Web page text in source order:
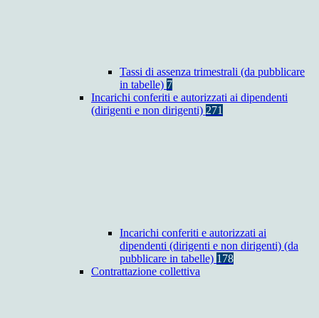
Tassi di assenza trimestrali (da pubblicare
in tabelle) 7
Incarichi conferiti e autorizzati ai dipendenti
(dirigenti e non dirigenti) 271
Incarichi conferiti e autorizzati ai
dipendenti (dirigenti e non dirigenti) (da
pubblicare in tabelle) 178
Contrattazione collettiva